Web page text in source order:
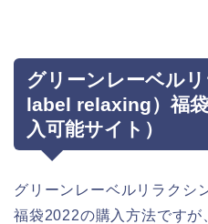
グリーンレーベル
label relaxing）福
入可能サイト）
グリーンレーベルリラクシ
福袋2022の購入方法ですが